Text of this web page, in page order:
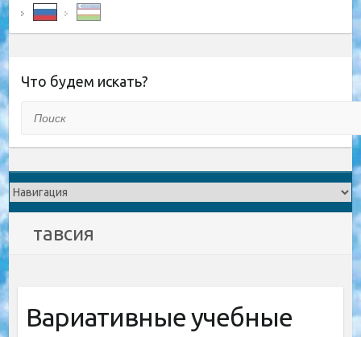
Что будем искать?
тавсия
Вариативные учебные